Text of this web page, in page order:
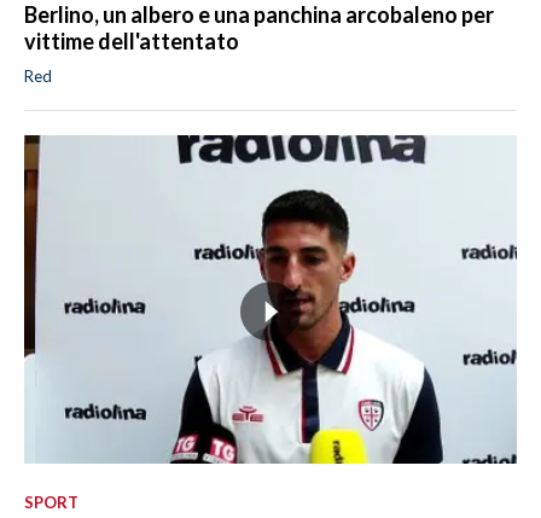
Berlino, un albero e una panchina arcobaleno per
vittime dell'attentato
Red
SPORT